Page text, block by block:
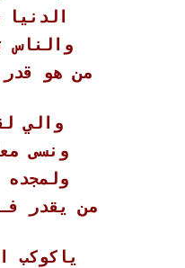
والناس
من هو
والي
ونسى
ولمجده
من يقدر
ياكوكب